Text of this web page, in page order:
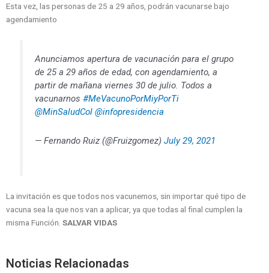
Esta vez, las personas de 25 a 29 años, podrán vacunarse bajo
agendamiento
Anunciamos apertura de vacunación para el grupo
de 25 a 29 años de edad, con agendamiento, a
partir de mañana viernes 30 de julio. Todos a
vacunarnos #MeVacunoPorMiyPorTi
@MinSaludCol @infopresidencia
— Fernando Ruiz (@Fruizgomez) July 29, 2021
La invitación es que todos nos vacunemos, sin importar qué tipo de
vacuna sea la que nos van a aplicar, ya que todas al final cumplen la
misma Función. SALVAR VIDAS
Noticias Relacionadas